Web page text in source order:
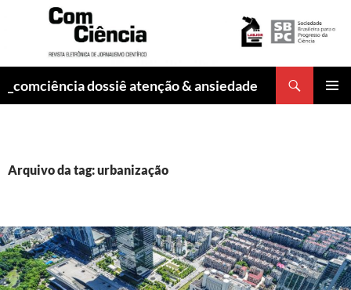
_comciência dossiê atenção & ansiedade
Arquivo da tag: urbanização